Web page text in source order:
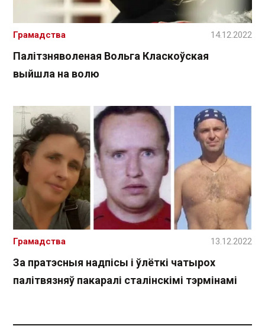
Палітзняволеная Вольга Класкоўская
выйшла на волю
Грамадства 14.12.2022
За пратэсныя надпісы і ўлёткі чатырох
палітвязняў пакаралі сталінскімі тэрмінамі
Грамадства 13.12.2022